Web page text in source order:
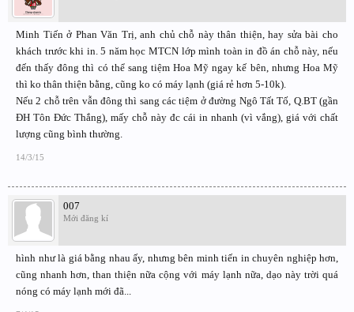
Minh Tiến ở Phan Văn Trị, anh chủ chỗ này thân thiện, hay sửa bài cho
khách trước khi in. 5 năm học MTCN lớp mình toàn in đồ án chỗ này, nếu
đến thấy đông thì có thể sang tiệm Hoa Mỹ ngay kế bên, nhưng Hoa Mỹ
thì ko thân thiện bằng, cũng ko có máy lạnh (giá rẻ hơn 5-10k).
Nếu 2 chỗ trên vẫn đông thì sang các tiệm ở đường Ngô Tất Tố, Q.BT (gần
ĐH Tôn Đức Thắng), mấy chỗ này đc cái in nhanh (vì vắng), giá với chất
lượng cũng bình thường.
14/3/15
007
Mới đăng kí
hình như là giá bằng nhau ấy, nhưng bên minh tiến in chuyên nghiệp hơn,
cũng nhanh hơn, than thiện nữa cộng với máy lạnh nữa, dạo này trời quá
nóng có máy lạnh mới đã...